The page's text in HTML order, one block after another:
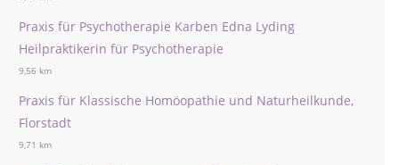
Praxis für Psychotherapie Karben Edna Lyding
Heilpraktikerin für Psychotherapie
9,56 km
Praxis für Klassische Homöopathie und Naturheilkunde,
Florstadt
9,71 km